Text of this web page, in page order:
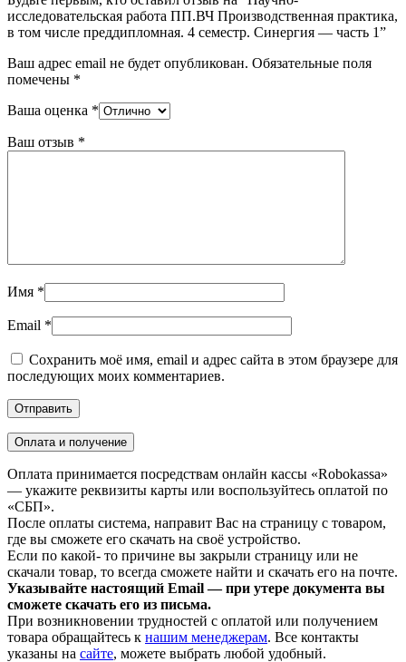
исследовательская работа ПП.ВЧ Производственная практика,
в том числе преддипломная. 4 семестр. Синергия — часть 1”
Ваш адрес email не будет опубликован. Обязательные поля
помечены *
Ваша оценка *
Ваш отзыв *
Имя *
Email *
Сохранить моё имя, email и адрес сайта в этом браузере для
последующих моих комментариев.
Оплата и получение
Оплата принимается посредствам онлайн кассы «Robokassa»
— укажите реквизиты карты или воспользуйтесь оплатой по
«СБП».
После оплаты система, направит Вас на страницу с товаром,
где вы сможете его скачать на своё устройство.
Если по какой- то причине вы закрыли страницу или не
скачали товар, то всегда сможете найти и скачать его на почте.
Указывайте настоящий Email — при утере документа вы
сможете скачать его из письма.
При возникновении трудностей с оплатой или получением
товара обращайтесь к нашим менеджерам. Все контакты
указаны на сайте, можете выбрать любой удобный.